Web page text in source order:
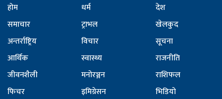
होम
समाचार
अन्तर्राष्ट्रिय
आर्थिक
जीवनशैली
फिचर
धर्म
ट्राभल
विचार
स्वास्थ्य
मनोरञ्जन
इमिग्रेसन
देश
खेलकुद
सूचना
राजनीति
राशिफल
भिडियो